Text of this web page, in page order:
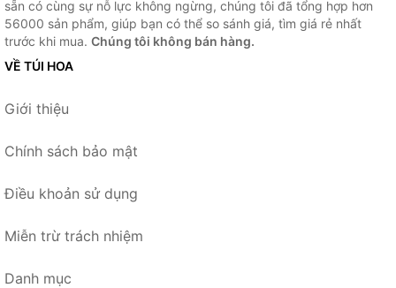
sẵn có cùng sự nỗ lực không ngừng, chúng tôi đã tổng hợp hơn
56000 sản phẩm, giúp bạn có thể so sánh giá, tìm giá rẻ nhất
trước khi mua. Chúng tôi không bán hàng.
VỀ TÚI HOA
Giới thiệu
Chính sách bảo mật
Điều khoản sử dụng
Miễn trừ trách nhiệm
Danh mục